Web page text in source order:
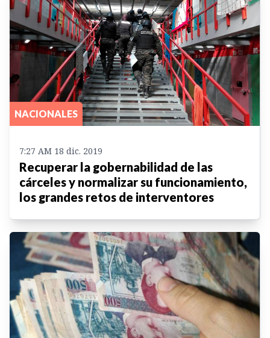
NACIONALES
7:27 AM 18 dic. 2019
Recuperar la gobernabilidad de las
cárceles y normalizar su funcionamiento,
los grandes retos de interventores